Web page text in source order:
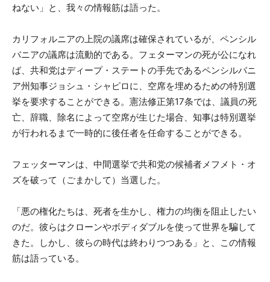
ねない」と、我々の情報筋は語った。
カリフォルニアの上院の議席は確保されているが、ペンシル
バニアの議席は流動的である。フェターマンの死が公になれ
ば、共和党はディープ・ステートの手先であるペンシルバニ
ア州知事ジョシュ・シャピロに、空席を埋めるための特別選
挙を要求することができる。憲法修正第17条では、議員の死
亡、辞職、除名によって空席が生じた場合、知事は特別選挙
が行われるまで一時的に後任者を任命することができる。
フェッターマンは、中間選挙で共和党の候補者メフメト・オ
ズを破って（ごまかして）当選した。
「悪の権化たちは、死者を生かし、権力の均衡を阻止したい
のだ。彼らはクローンやボディダブルを使って世界を騙して
きた。しかし、彼らの時代は終わりつつある」と、この情報
筋は語っている。